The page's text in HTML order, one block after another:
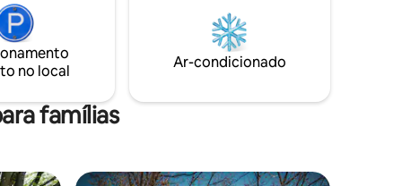
no local
Ar-condicionado
famílias